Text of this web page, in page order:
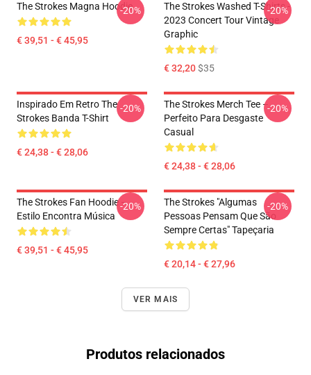
The Strokes Magna Hoodie
€ 39,51 - € 45,95
-20%
The Strokes Washed T-Shirts -
2023 Concert Tour Vintage
Graphic
€ 32,20$35
-20%
Inspirado Em Retro The
Strokes Banda T-Shirt
€ 24,38 - € 28,06
-20%
The Strokes Merch Tee –
Perfeito Para Desgaste
Casual
€ 24,38 - € 28,06
-20%
The Strokes Fan Hoodie –
Estilo Encontra Música
€ 39,51 - € 45,95
-20%
The Strokes "Algumas
Pessoas Pensam Que São
Sempre Certas" Tapeçaria
€ 20,14 - € 27,96
-20%
VER MAIS
Produtos relacionados